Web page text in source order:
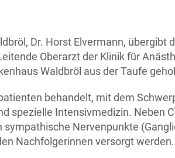
Dr. Horst Elvermann, übergibt
Oberarzt der Klinik für
Waldbröl aus der Taufe
behandelt, mit dem
spezielle Intensivmedizin. Neben
Nervenpunkte
Nachfolgerinnen versorgt werden.